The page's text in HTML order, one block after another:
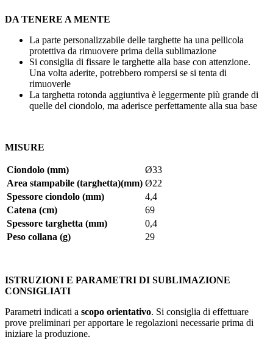
DA TENERE A MENTE
La parte personalizzabile delle targhette ha una pellicola
protettiva da rimuovere prima della sublimazione
Si consiglia di fissare le targhette alla base con attenzione.
Una volta aderite, potrebbero rompersi se si tenta di
rimuoverle
La targhetta rotonda aggiuntiva è leggermente più grande di
quelle del ciondolo, ma aderisce perfettamente alla sua base
MISURE
Ciondolo (mm)
Ø33
Area stampabile (targhetta)(mm) Ø22
Spessore ciondolo (mm)
4,4
Catena (cm)
69
Spessore targhetta (mm)
0,4
Peso collana (g)
29
ISTRUZIONI E PARAMETRI DI SUBLIMAZIONE
CONSIGLIATI
Parametri indicati a scopo orientativo. Si consiglia di effettuare
prove preliminari per apportare le regolazioni necessarie prima di
iniziare la produzione.